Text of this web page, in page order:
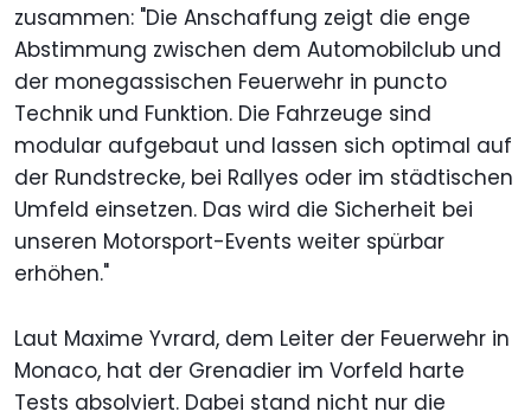
zusammen: "Die Anschaffung zeigt die enge
Abstimmung zwischen dem Automobilclub und
der monegassischen Feuerwehr in puncto
Technik und Funktion. Die Fahrzeuge sind
modular aufgebaut und lassen sich optimal auf
der Rundstrecke, bei Rallyes oder im städtischen
Umfeld einsetzen. Das wird die Sicherheit bei
unseren Motorsport-Events weiter spürbar
erhöhen."
Laut Maxime Yvrard, dem Leiter der Feuerwehr in
Monaco, hat der Grenadier im Vorfeld harte
Tests absolviert. Dabei stand nicht nur die